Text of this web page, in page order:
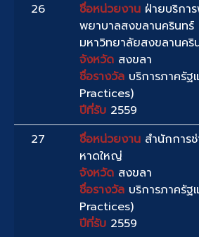
26
ชื่อหน่วยงาน ฝ่ายบริกา
พยาบาลสงขลานครินท
มหาวิทยาลัยสงขลานคริ
จังหวัด สงขลา
ชื่อรางวัล บริการภาครั
Practices)
ปีที่รับ 2559
27
ชื่อหน่วยงาน สำนักการ
หาดใหญ่
จังหวัด สงขลา
ชื่อรางวัล บริการภาครั
Practices)
ปีที่รับ 2559